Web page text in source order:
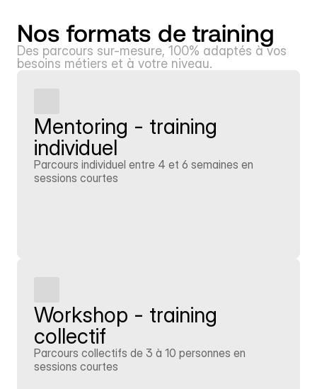
Nos formats de training
Des parcours sur-mesure, 100% adaptés à vos
besoins métiers et à votre niveau.
Mentoring - training
individuel
Parcours individuel entre 4 et 6 semaines en
sessions courtes
Workshop - training
collectif
Parcours collectifs de 3 à 10 personnes en
sessions courtes